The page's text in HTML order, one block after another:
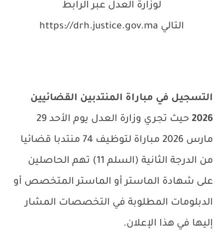
لوزارة العدل عبر الرابط
التالي https://drh.justice.gov.ma
التسجيل في مباراة المنتدبين القضائيين
2026 حيث تجري وزارة العدل
يوم الأحد 29
مارس 2026
مباراة لتوظيف 74 منتدبا قضائيا
من الدرجة الثانية (السلم 11) تهم الحاصلين
على شهادة الماستر أو الماستر المتخصص أو
الدبلومات المطلوبة في التخصصات المشار
إليها في هذا الإعلان.